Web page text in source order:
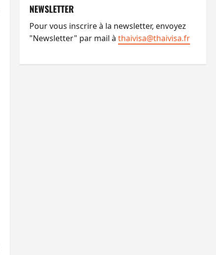
NEWSLETTER
Pour vous inscrire à la newsletter, envoyez
"Newsletter" par mail à thaivisa@thaivisa.fr